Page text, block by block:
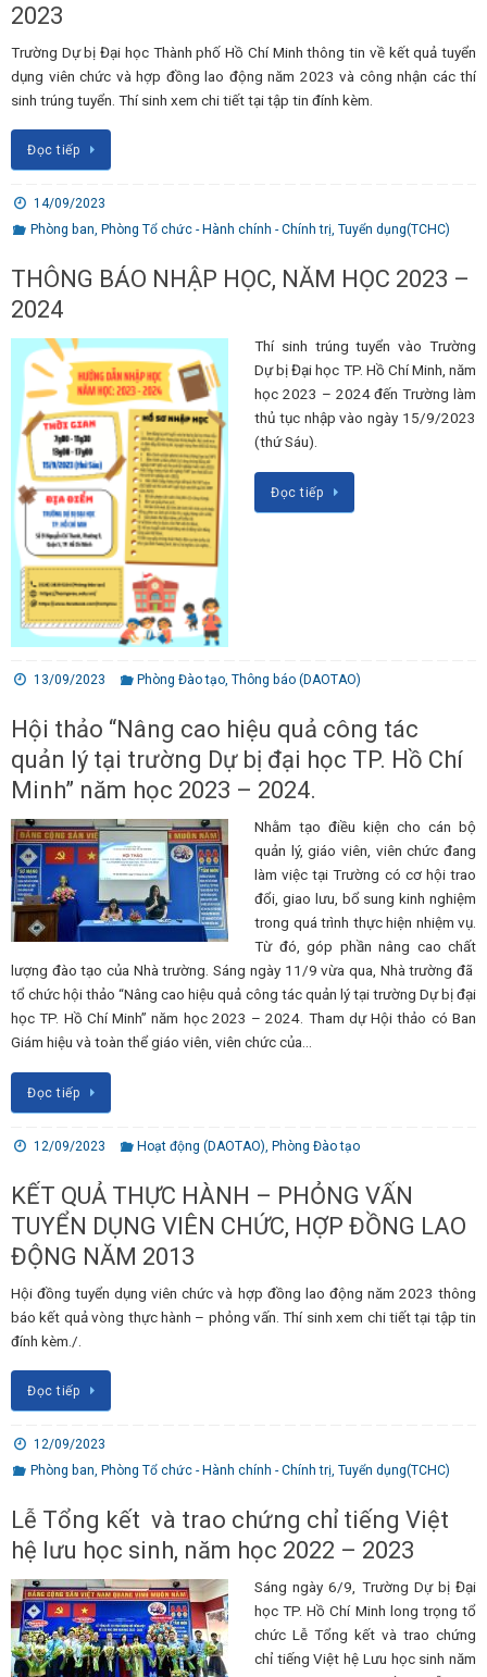
2023
Trường Dự bị Đại học Thành phố Hồ Chí Minh thông tin về kết quả tuyển
dụng viên chức và hợp đồng lao động năm 2023 và công nhận các thí
sinh trúng tuyển. Thí sinh xem chi tiết tại tập tin đính kèm.
Đọc tiếp
14/09/2023
Phòng ban, Phòng Tổ chức - Hành chính - Chính trị, Tuyển dụng(TCHC)
THÔNG BÁO NHẬP HỌC, NĂM HỌC 2023 –
2024
Thí sinh trúng tuyển vào Trường
Dự bị Đại học TP. Hồ Chí Minh, năm
học 2023 – 2024 đến Trường làm
thủ tục nhập vào ngày 15/9/2023
(thứ Sáu).
Đọc tiếp
13/09/2023 Phòng Đào tạo,Thông báo (DAOTAO)
Hội thảo “Nâng cao hiệu quả công tác
quản lý tại trường Dự bị đại học TP. Hồ Chí
Minh” năm học 2023 – 2024.
Nhằm tạo điều kiện cho cán bộ
quản lý, giáo viên, viên chức đang
làm việc tại Trường có cơ hội trao
đổi, giao lưu, bổ sung kinh nghiệm
trong quá trình thực hiện nhiệm vụ.
Từ đó, góp phần nâng cao chất
lượng đào tạo của Nhà trường. Sáng ngày 11/9 vừa qua, Nhà trường đã
tổ chức hội thảo “Nâng cao hiệu quả công tác quản lý tại trường Dự bị đại
học TP. Hồ Chí Minh” năm học 2023 – 2024. Tham dự Hội thảo có Ban
Giám hiệu và toàn thể giáo viên, viên chức của…
Đọc tiếp
12/09/2023 Hoạt động (DAOTAO) ,Phòng Đào tạo
KẾT QUẢ THỰC HÀNH – PHỎNG VẤN
TUYỂN DỤNG VIÊN CHỨC, HỢP ĐỒNG LAO
ĐỘNG NĂM 2013
Hội đồng tuyển dụng viên chức và hợp đồng lao động năm 2023 thông
báo kết quả vòng thực hành – phỏng vấn. Thí sinh xem chi tiết tại tập tin
đính kèm./.
Đọc tiếp
12/09/2023
Phòng ban, Phòng Tổ chức - Hành chính - Chính trị, Tuyển dụng(TCHC)
Lễ Tổng kết và trao chứng chỉ tiếng Việt
hệ lưu học sinh, năm học 2022 – 2023
Sáng ngày 6/9, Trường Dự bị Đại
học TP. Hồ Chí Minh long trọng tổ
chức Lễ Tổng kết và trao chứng
chỉ tiếng Việt hệ Lưu học sinh năm